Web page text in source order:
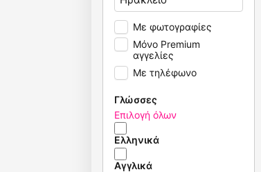
Με φωτογραφίες
Μόνο Premium
αγγελίες
Με τηλέφωνο
Γλώσσες
Επιλογή όλων
Ελληνικά
Αγγλικά